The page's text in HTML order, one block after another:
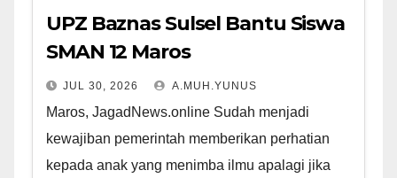
UPZ Baznas Sulsel Bantu Siswa
SMAN 12 Maros
JUL 30, 2026 A.MUH.YUNUS
Maros, JagadNews.online Sudah menjadi
kewajiban pemerintah memberikan perhatian
kepada anak yang menimba ilmu apalagi jika